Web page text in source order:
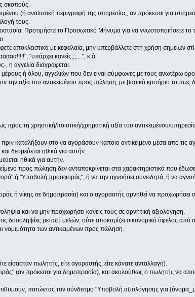
σκοπούς.
(ή αναλυτική περιγραφή της υπηρεσίας, αν πρόκειται για
τους.
Προτιμήστε το Προσωπικό Μήνυμα για να γνωστοποιήσετε το
αποκλειστικά με κεφαλαία, μην υπερβάλλετε στη χρήση σημείων
"υπάρχει κανείς;;;;...", κ.ά.
η αγγελία διαγράφεται.
μέρους ή όλου, αγγελιών που δεν είναι σύμφωνες με τους ανωτέρω
την αξία του αντικειμένου προς πώληση, με βασικό κριτήριο το πως
προς τη χρηστική/ποιοτική/χρηματική αξία του αντικειμένου/
καταλήξουν στο να αγοράσουν κάποιο αντικείμενο μέσα από τις
δεσμεύεται ηθικά για αυτήν.
ηθικά για αυτήν.
προς πώληση δεν ανταποκρίνεται στα χαρακτηριστικά που
ή "Υποβολή προσφοράς", ή να την αγνοήσει συνειδητά, ή να
ή νίκης σε δημοπρασία) και ο αγοραστής αρνηθεί να προχωρήσει
και να μην προχωρήσει κανείς τους σε αρνητική αξιολόγηση.
δοσοληψίες μεταξύ μελών, ούτε αποκομίζει οικονομικό όφελος από
νομιμότητα των αντικειμένων προς πώληση.
πωλητής, είτε αγοραστής, είτε κάνατε ανταλλαγή).
(αν πρόκειται για δημοπρασία), και ακολούθως ο πωλητής να
πατώντας τον σύνδεσμο "Υποβολή αξιολόγησης για